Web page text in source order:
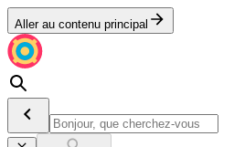
Aller au contenu principal